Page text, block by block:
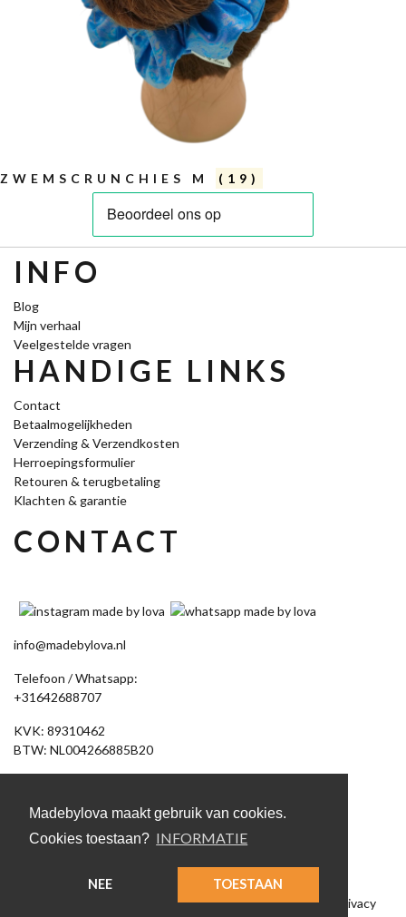
Madebylova maakt gebruik van cookies.
Cookies toestaan? INFORMATIE
NEE TOESTAAN
ZWEMSCRUNCHIES M (19)
INFO
Blog
Mijn verhaal
Veelgestelde vragen
HANDIGE LINKS
Contact
Betaalmogelijkheden
Verzending & Verzendkosten
Herroepingsformulier
Retouren & terugbetaling
Klachten & garantie
CONTACT
info@madebylova.nl
Telefoon / Whatsapp:
+31642688707
KVK: 89310462
BTW: NL004266885B20
(Let op: geen bezoekadres, bestelling afhalen op afspraak)
Algemene voorwaarden |
Privacy